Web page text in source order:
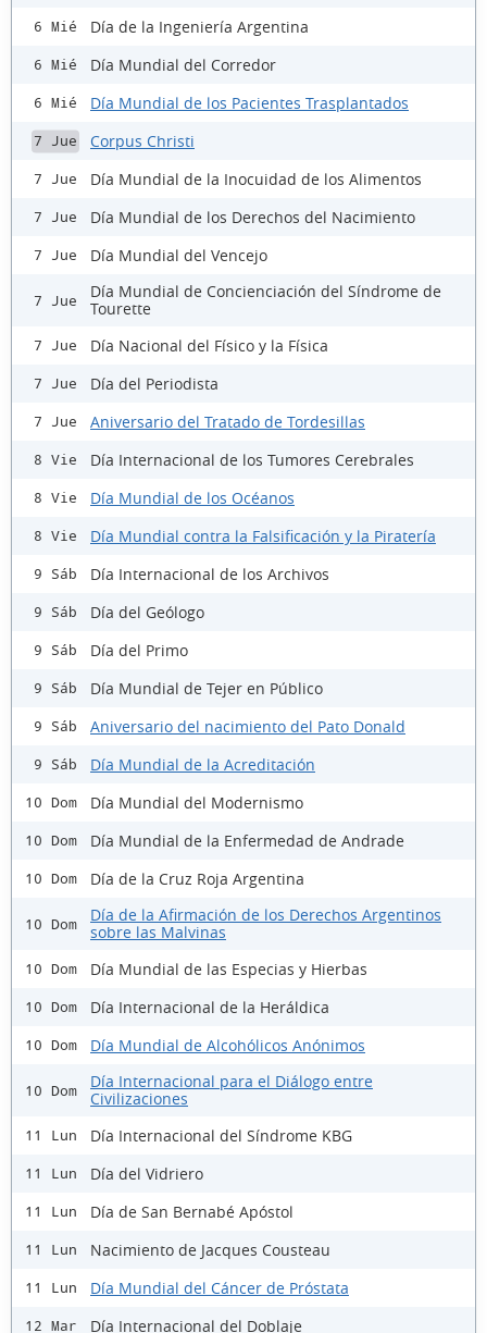
6 Mié Día de la Ingeniería Argentina
6 Mié Día Mundial del Corredor
6 Mié Día Mundial de los Pacientes Trasplantados
7 Jue Corpus Christi
7 Jue Día Mundial de la Inocuidad de los Alimentos
7 Jue Día Mundial de los Derechos del Nacimiento
7 Jue Día Mundial del Vencejo
7 Jue
Día Mundial de Concienciación del Síndrome de
Tourette
7 Jue Día Nacional del Físico y la Física
7 Jue Día del Periodista
7 Jue Aniversario del Tratado de Tordesillas
8 Vie Día Internacional de los Tumores Cerebrales
8 Vie Día Mundial de los Océanos
8 Vie Día Mundial contra la Falsificación y la Piratería
9 Sáb Día Internacional de los Archivos
9 Sáb Día del Geólogo
9 Sáb Día del Primo
9 Sáb Día Mundial de Tejer en Público
9 Sáb Aniversario del nacimiento del Pato Donald
9 Sáb Día Mundial de la Acreditación
10 Dom Día Mundial del Modernismo
10 Dom Día Mundial de la Enfermedad de Andrade
10 Dom Día de la Cruz Roja Argentina
10 Dom
Día de la Afirmación de los Derechos Argentinos
sobre las Malvinas
10 Dom Día Mundial de las Especias y Hierbas
10 Dom Día Internacional de la Heráldica
10 Dom Día Mundial de Alcohólicos Anónimos
10 Dom
Día Internacional para el Diálogo entre
Civilizaciones
11 Lun Día Internacional del Síndrome KBG
11 Lun Día del Vidriero
11 Lun Día de San Bernabé Apóstol
11 Lun Nacimiento de Jacques Cousteau
11 Lun Día Mundial del Cáncer de Próstata
12 Mar Día Internacional del Doblaje